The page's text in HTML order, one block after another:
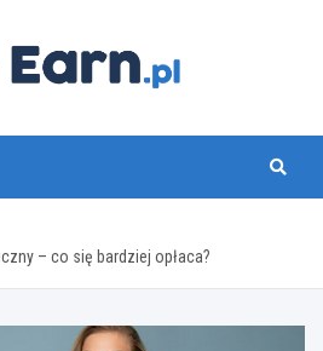
– co się bardziej opłaca?